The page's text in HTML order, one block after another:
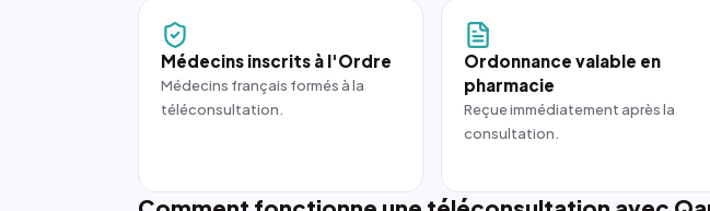
Médecins inscrits à l'Ordre
Médecins français formés à la
téléconsultation.
Ordonnance valable en
pharmacie
Reçue immédiatement après la
consultation.